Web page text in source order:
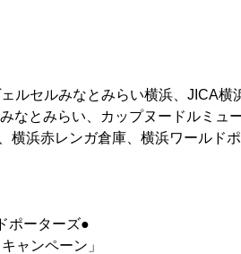
ルセルみなとみらい横浜、JICA
なとみらい、カップヌードルミュ
横浜赤レンガ倉庫、横浜ワールド
ポーターズ●
ャンペーン」